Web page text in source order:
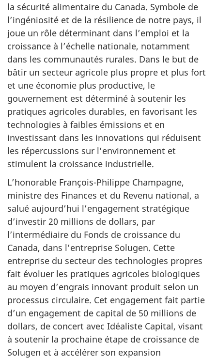
la sécurité alimentaire du Canada. Symbole de
l’ingéniosité et de la résilience de notre pays, il
joue un rôle déterminant dans l’emploi et la
croissance à l’échelle nationale, notamment
dans les communautés rurales. Dans le but de
bâtir un secteur agricole plus propre et plus fort
et une économie plus productive, le
gouvernement est déterminé à soutenir les
pratiques agricoles durables, en favorisant les
technologies à faibles émissions et en
investissant dans les innovations qui réduisent
les répercussions sur l’environnement et
stimulent la croissance industrielle.
L’honorable François-Philippe Champagne,
ministre des Finances et du Revenu national, a
salué aujourd’hui l’engagement stratégique
d’investir 20 millions de dollars, par
l’intermédiaire du Fonds de croissance du
Canada, dans l’entreprise Solugen. Cette
entreprise du secteur des technologies propres
fait évoluer les pratiques agricoles biologiques
au moyen d’engrais innovant produit selon un
processus circulaire. Cet engagement fait partie
d’un engagement de capital de 50 millions de
dollars, de concert avec Idéaliste Capital, visant
à soutenir la prochaine étape de croissance de
Solugen et à accélérer son expansion